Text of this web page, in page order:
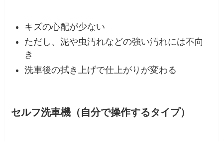
キズの心配が少ない
ただし、泥や虫汚れなどの強い汚れには不向
き
洗車後の拭き上げで仕上がりが変わる
セルフ洗車機（自分で操作するタイプ）